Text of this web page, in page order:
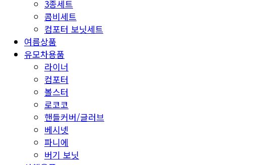
3종세트
콤비세트
컴포터 보닛세트
여름상품
유모차용품
라이너
컴포터
볼스터
로코코
핸들커버/글러브
베시넷
파니에
버기 보닛